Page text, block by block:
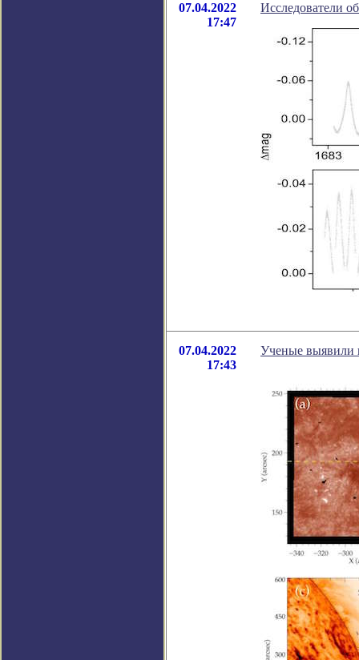
07.04.2022
17:47
Исследователи
07.04.2022
17:43
Ученые выявили